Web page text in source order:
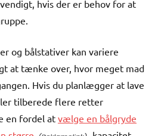
hvis der er behov for at
og bålstativer kan variere
at tænke over, hvor meget mad
Hvis du planlægger at lave
tilberede flere retter
en fordel at vælge en bålgryde